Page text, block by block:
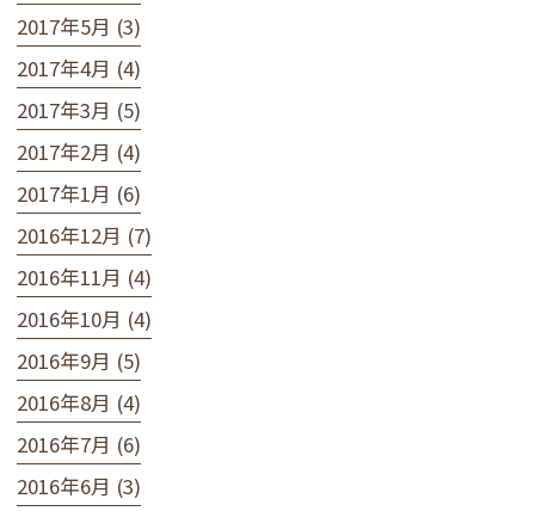
2017年5月 (3)
2017年4月 (4)
2017年3月 (5)
2017年2月 (4)
2017年1月 (6)
2016年12月 (7)
2016年11月 (4)
2016年10月 (4)
2016年9月 (5)
2016年8月 (4)
2016年7月 (6)
2016年6月 (3)